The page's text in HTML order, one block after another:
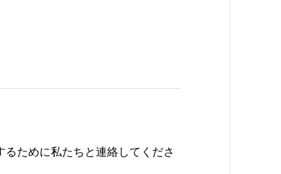
ために私たちと連絡してくださ